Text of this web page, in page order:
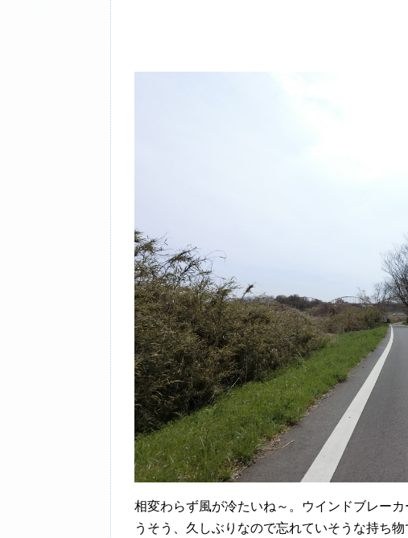
相変わらず風が冷たいね～。ウインドブレー
うそう、久しぶりなので忘れていそうな持ち